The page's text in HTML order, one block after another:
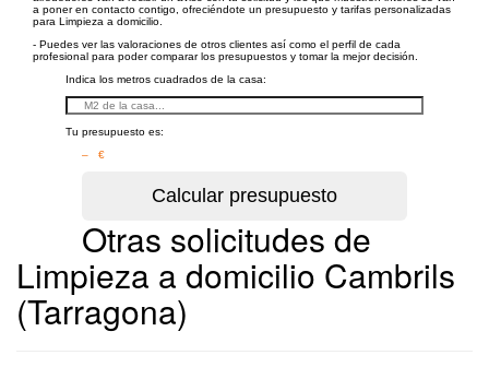
a poner en contacto contigo, ofreciéndote un presupuesto y tarifas personalizadas
para Limpieza a domicilio.
- Puedes ver las valoraciones de otros clientes así como el perfil de cada
profesional para poder comparar los presupuestos y tomar la mejor decisión.
Indica los metros cuadrados de la casa:
Tu presupuesto es:
– €
Otras solicitudes de
Limpieza a domicilio Cambrils
(Tarragona)